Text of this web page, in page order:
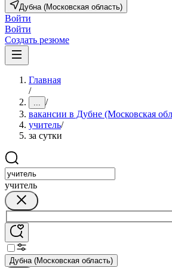
Дубна (Московская область)
Войти
Войти
Создать резюме
Главная
/
... /
вакансии в Дубне (Московская
учитель/
за сутки
учитель
Дубна (Московская область)